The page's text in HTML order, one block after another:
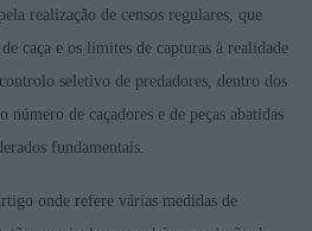
realização de censos regulares, que
caça e os limites de capturas à realidade
seletivo de predadores, dentro dos
número de caçadores e de peças abatidas
fundamentais.
onde refere várias medidas de